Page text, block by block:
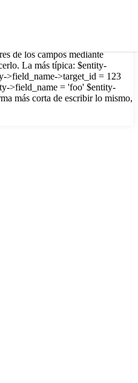
de los campos mediante
La más típica: $entity-
>field_name->target_id = 123
>field_name = 'foo' $entity-
más corta de escribir lo mismo,